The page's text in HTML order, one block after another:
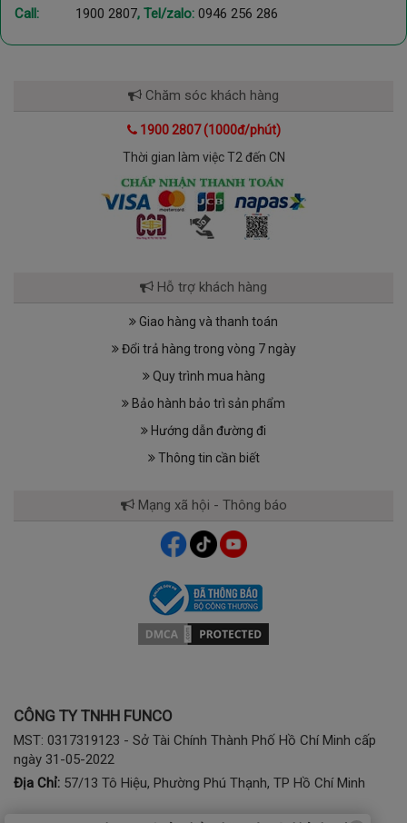
Call:
1900 2807, Tel/zalo: 0946 256 286
Chăm sóc khách hàng
1900 2807 (1000đ/phút)
Thời gian làm việc T2 đến CN
Hỗ trợ khách hàng
Giao hàng và thanh toán
Đổi trả hàng trong vòng 7 ngày
Quy trình mua hàng
Bảo hành bảo trì sản phẩm
Hướng dẫn đường đi
Thông tin cần biết
Mạng xã hội - Thông báo
CÔNG TY TNHH FUNCO
MST: 0317319123 - Sở Tài Chính Thành Phố Hồ Chí Minh cấp
ngày 31-05-2022
Địa Chỉ: 57/13 Tô Hiệu, Phường Phú Thạnh, TP Hồ Chí Minh